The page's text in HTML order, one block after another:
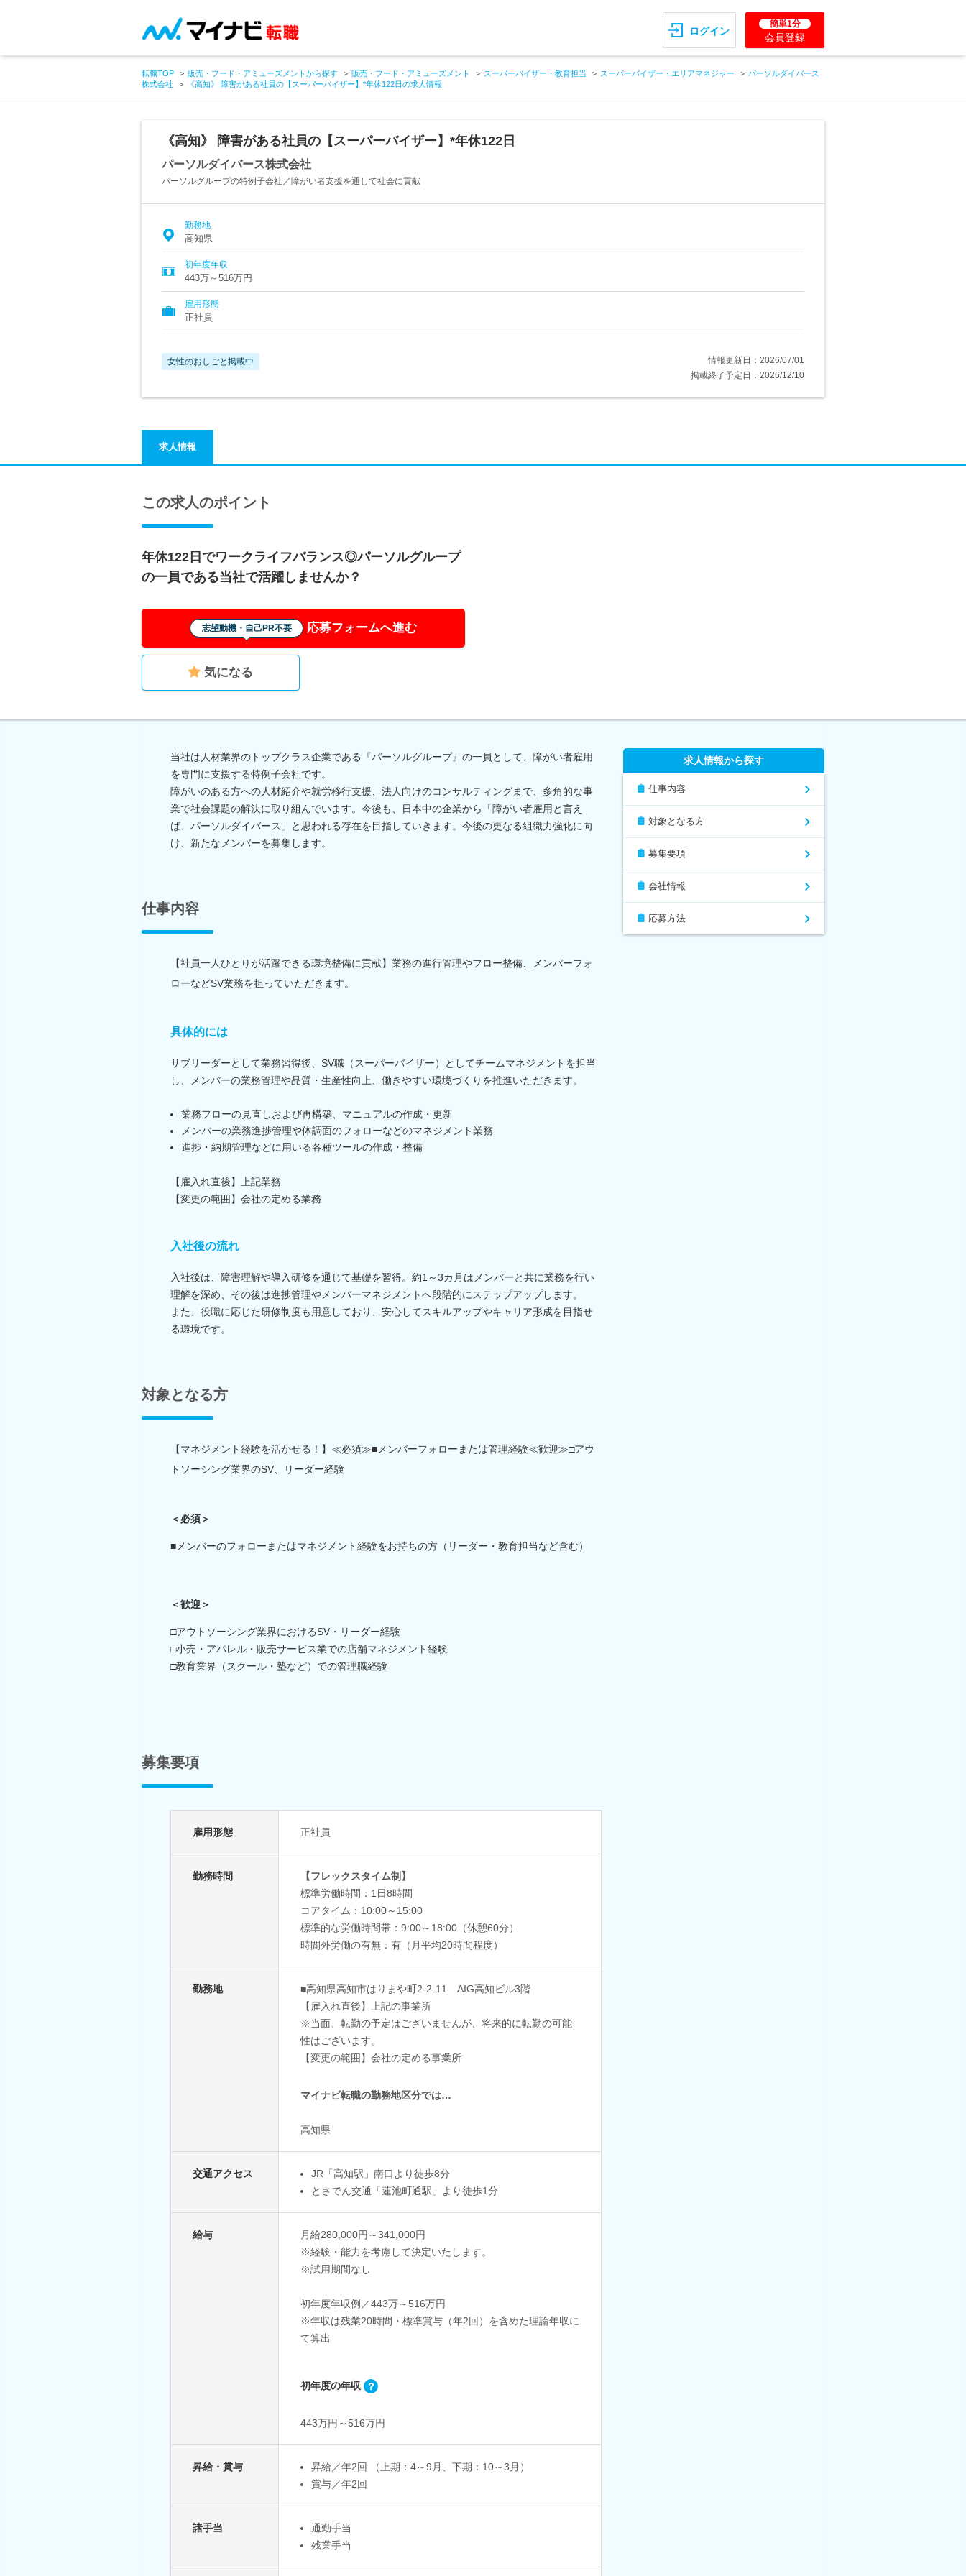
ログイン
簡単1分
会員登録
転職TOP 販売・フード・アミューズメントから探す 販売・フード・アミューズメント スーパーバイザー・教育担当 スーパーバイザー・エリアマネジャー
パーソルダイバース
株式会社
《高知》 障害がある社員の【スーパーバイザー】*年休122日の求人情報
《高知》 障害がある社員の【スーパーバイザー】*年休122日
パーソルダイバース株式会社
パーソルグループの特例子会社／障がい者支援を通して社会に貢献
勤務地
高知県
初年度年収
443万～516万円
雇用形態
正社員
女性のおしごと掲載中
情報更新日：2026/07/01
掲載終了予定日：2026/12/10
求人情報
この求人のポイント
年休122日でワークライフバランス◎パーソルグループ
の一員である当社で活躍しませんか？
志望動機・自己PR不要 応募フォームへ進む
気になる
当社は人材業界のトップクラス企業である『パーソルグループ』の一員として、障がい者雇用
を専門に支援する特例子会社です。
障がいのある方への人材紹介や就労移行支援、法人向けのコンサルティングまで、多角的な事
業で社会課題の解決に取り組んでいます。今後も、日本中の企業から「障がい者雇用と言え
ば、パーソルダイバース」と思われる存在を目指していきます。今後の更なる組織力強化に向
け、新たなメンバーを募集します。
仕事内容
【社員一人ひとりが活躍できる環境整備に貢献】業務の進行管理やフロー整備、メンバーフォ
ローなどSV業務を担っていただきます。
具体的には
サブリーダーとして業務習得後、SV職（スーパーバイザー）としてチームマネジメントを担当
し、メンバーの業務管理や品質・生産性向上、働きやすい環境づくりを推進いただきます。
業務フローの見直しおよび再構築、マニュアルの作成・更新
メンバーの業務進捗管理や体調面のフォローなどのマネジメント業務
進捗・納期管理などに用いる各種ツールの作成・整備
【雇入れ直後】上記業務
【変更の範囲】会社の定める業務
入社後の流れ
入社後は、障害理解や導入研修を通じて基礎を習得。約1～3カ月はメンバーと共に業務を行い
理解を深め、その後は進捗管理やメンバーマネジメントへ段階的にステップアップします。
また、役職に応じた研修制度も用意しており、安心してスキルアップやキャリア形成を目指せ
る環境です。
対象となる方
【マネジメント経験を活かせる！】≪必須≫■メンバーフォローまたは管理経験≪歓迎≫□アウ
トソーシング業界のSV、リーダー経験
＜必須＞
■メンバーのフォローまたはマネジメント経験をお持ちの方（リーダー・教育担当など含む）
＜歓迎＞
□アウトソーシング業界におけるSV・リーダー経験
□小売・アパレル・販売サービス業での店舗マネジメント経験
□教育業界（スクール・塾など）での管理職経験
募集要項
雇用形態 正社員
勤務時間
【フレックスタイム制】
標準労働時間：1日8時間
コアタイム：10:00～15:00
標準的な労働時間帯：9:00～18:00（休憩60分）
時間外労働の有無：有（月平均20時間程度）
勤務地
■高知県高知市はりまや町2‐2‐11 AIG高知ビル3階
【雇入れ直後】上記の事業所
※当面、転勤の予定はございませんが、将来的に転勤の可能
性はございます。
【変更の範囲】会社の定める事業所
マイナビ転職の勤務地区分では…
高知県
交通アクセス
JR「高知駅」南口より徒歩8分
とさでん交通「蓮池町通駅」より徒歩1分
給与
月給280,000円～341,000円
※経験・能力を考慮して決定いたします。
※試用期間なし
初年度年収例／443万～516万円
※年収は残業20時間・標準賞与（年2回）を含めた理論年収に
て算出
初年度の年収
443万円～516万円
昇給・賞与
昇給／年2回 （上期：4～9月、下期：10～3月）
賞与／年2回
諸手当
通勤手当
残業手当
求人情報から探す
仕事内容
対象となる方
募集要項
会社情報
応募方法